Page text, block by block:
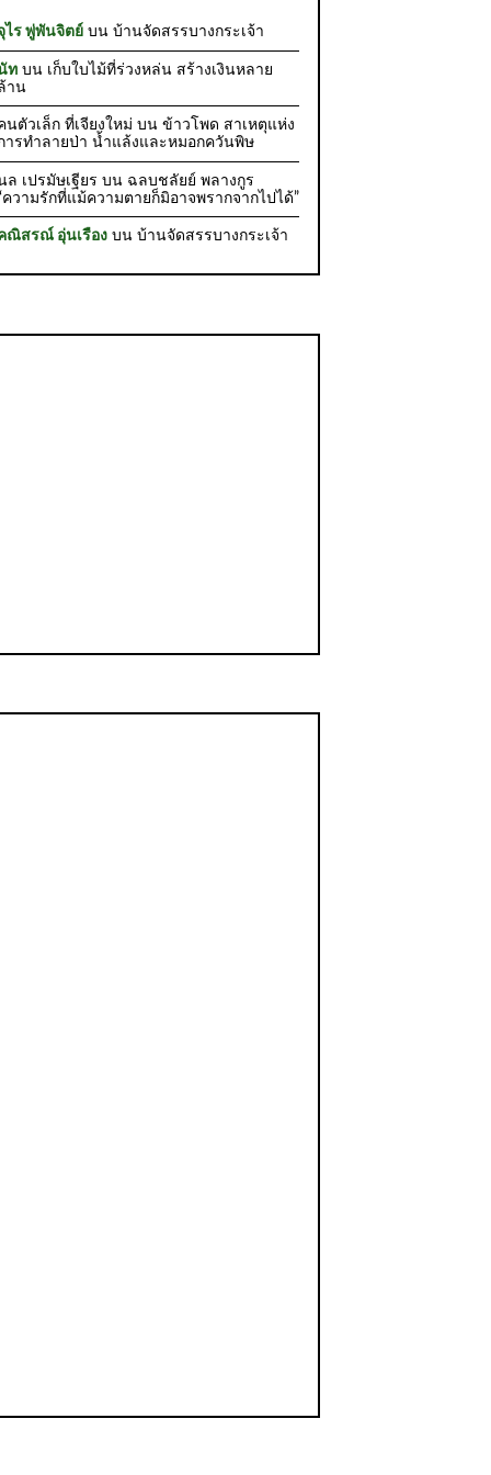
ไร พู่พันจิตย์บน บ้านจัดสรรบางกระเจ้า
ทบน เก็บใบไม้ที่ร่วงหล่น สร้างเงินหลาย
าน
นตัวเล็ก ที่เจียงใหม่ บน ข้าวโพด สาเหตุแห่ง
ารทำลายป่า น้ำแล้งและหมอกควันพิษ
ล เปรมัษเฐียร บน ฉลบชลัยย์ พลางกูร
ความรักที่แม้ความตายก็มิอาจพรากจากไปได้”
ณิสรณ์ อุ่นเรืองบน บ้านจัดสรรบางกระเจ้า